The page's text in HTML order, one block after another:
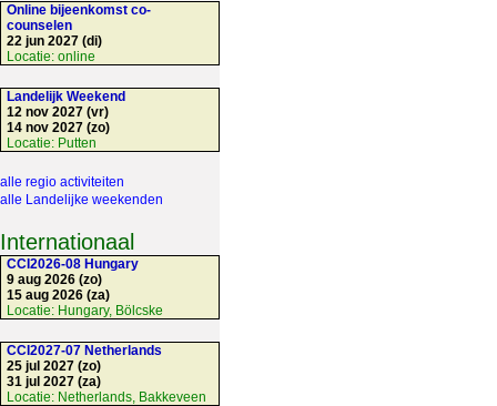
Online bijeenkomst co-
counselen
22 jun 2027 (di)
Locatie: online
Landelijk Weekend
12 nov 2027 (vr)
14 nov 2027 (zo)
Locatie: Putten
alle regio activiteiten
alle Landelijke weekenden
Internationaal
CCI2026-08 Hungary
9 aug 2026 (zo)
15 aug 2026 (za)
Locatie: Hungary, Bölcske
CCI2027-07 Netherlands
25 jul 2027 (zo)
31 jul 2027 (za)
Locatie: Netherlands, Bakkeveen